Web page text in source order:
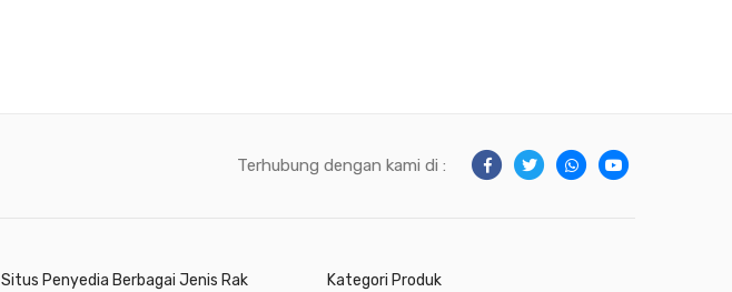
Terhubung dengan kami di :
Situs Penyedia Berbagai Jenis Rak Kategori Produk